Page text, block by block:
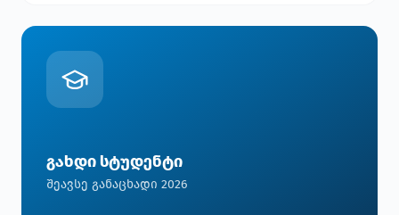
გახდი სტუდენტი
შეავსე განაცხადი 2026